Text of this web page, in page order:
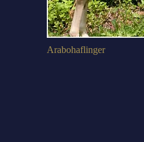
Arabohaflinger